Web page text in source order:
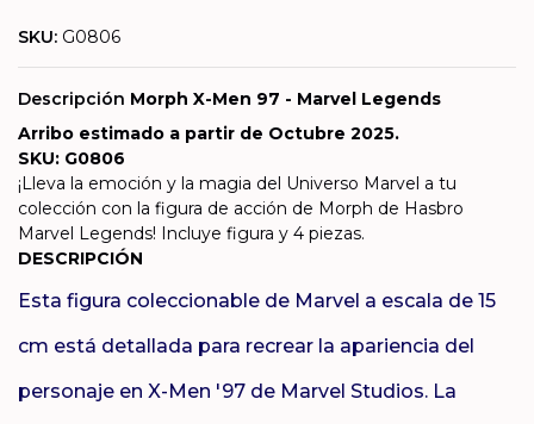
SKU: G0806
Descripción Morph X-Men 97 - Marvel Legends
Arribo estimado a partir de Octubre 2025.
SKU: G0806
¡Lleva la emoción y la magia del Universo Marvel a tu
colección con la figura de acción de Morph de Hasbro
Marvel Legends! Incluye figura y 4 piezas.
DESCRIPCIÓN
Esta figura coleccionable de Marvel a escala de 15
cm está detallada para recrear la apariencia del
personaje en X-Men '97 de Marvel Studios. La